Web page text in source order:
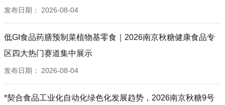
发布日期： 2026-08-04
低GI食品药膳预制菜植物基零食｜2026南京秋糖健康食品专
区四大热门赛道集中展示
发布日期： 2026-08-04
*契合食品工业化自动化绿色化发展趋势，2026南京秋糖9号